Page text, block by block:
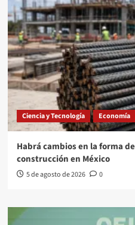
Ciencia y Tecnología Economía
Habrá cambios en la forma
construcción en México
5 de agosto de 2026 0